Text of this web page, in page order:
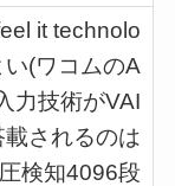
it technolo
(ワコムのA
力技術がVAI
載されるのは
検知4096段